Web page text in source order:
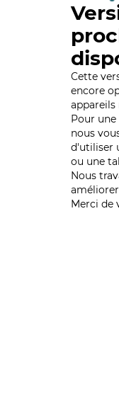
Cette
encore
appareils
Pour
nous
d'utiliser
ou une
Nous
Merci de